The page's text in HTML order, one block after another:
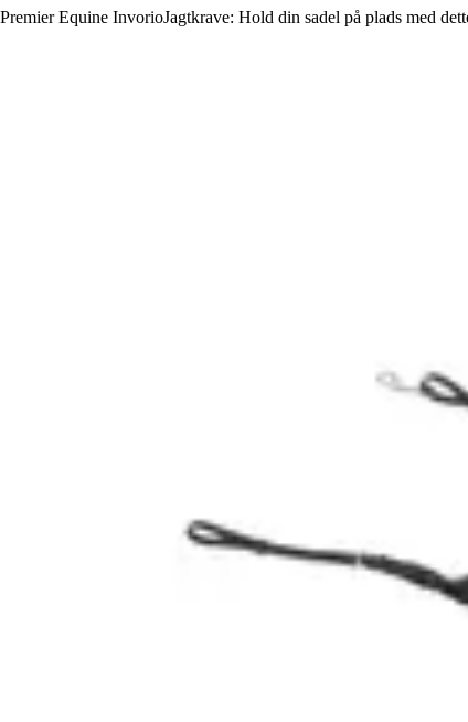
Premier Equine InvorioJagtkrave: Hold din sadel på plads med